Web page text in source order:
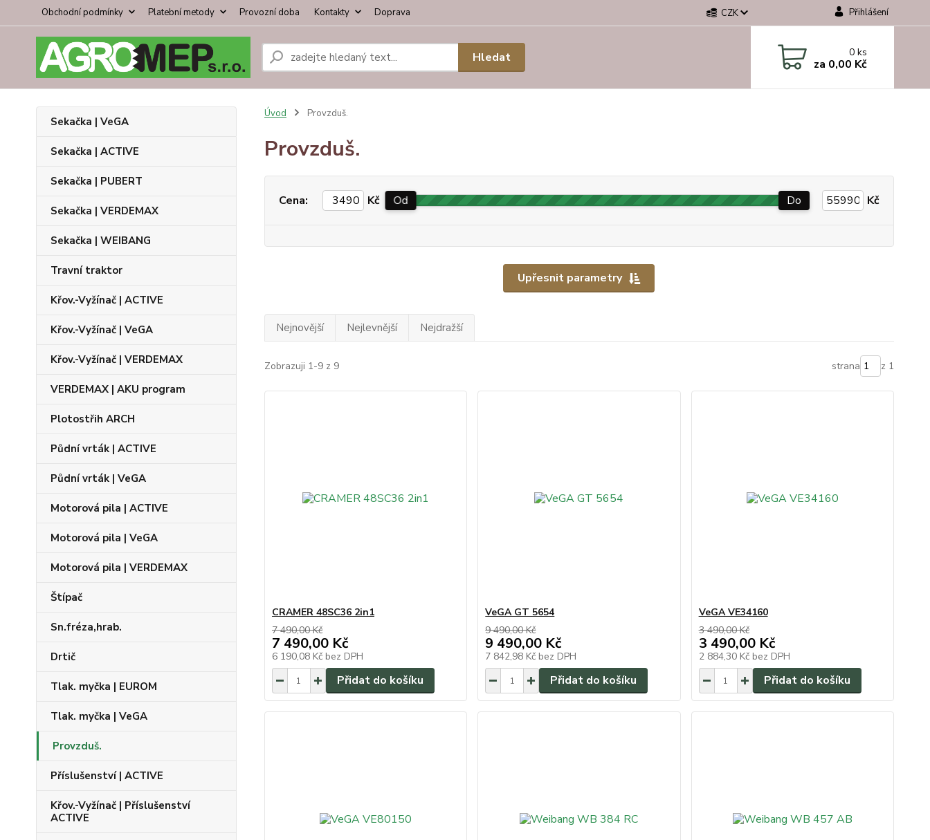
Obchodní podmínky Platební metody Provozní doba Kontakty Doprava CZK Přihlášení
Hledat 0ks
za 0,00 Kč
Sekačka | VeGA
Sekačka | ACTIVE
Sekačka | PUBERT
Sekačka | VERDEMAX
Sekačka | WEIBANG
Travní traktor
Křov.-Vyžínač | ACTIVE
Křov.-Vyžínač | VeGA
Křov.-Vyžínač | VERDEMAX
VERDEMAX | AKU program
Plotostřih ARCH
Půdní vrták | ACTIVE
Půdní vrták | VeGA
Motorová pila | ACTIVE
Motorová pila | VeGA
Motorová pila | VERDEMAX
Štípač
Sn.fréza,hrab.
Drtič
Tlak. myčka | EUROM
Tlak. myčka | VeGA
Provzduš.
Příslušenství | ACTIVE
Křov.-Vyžínač | Příslušenství
ACTIVE
Úvod Provzduš.
Provzduš.
Upřesnit parametry
Cena: Kč Od Do Kč
Nejnovější Nejlevnější Nejdražší
Zobrazuji 1-9 z 9 strana z 1
CRAMER 48SC36 2in1
7 490,00 Kč
7 490,00 Kč
6 190,08 Kč bez DPH
Přidat do košíku
VeGA GT 5654
9 490,00 Kč
9 490,00 Kč
7 842,98 Kč bez DPH
Přidat do košíku
VeGA VE34160
3 490,00 Kč
3 490,00 Kč
2 884,30 Kč bez DPH
Přidat do košíku